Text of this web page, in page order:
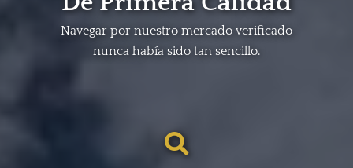
Navegar por nuestro mercado verificado
nunca había sido tan sencillo.